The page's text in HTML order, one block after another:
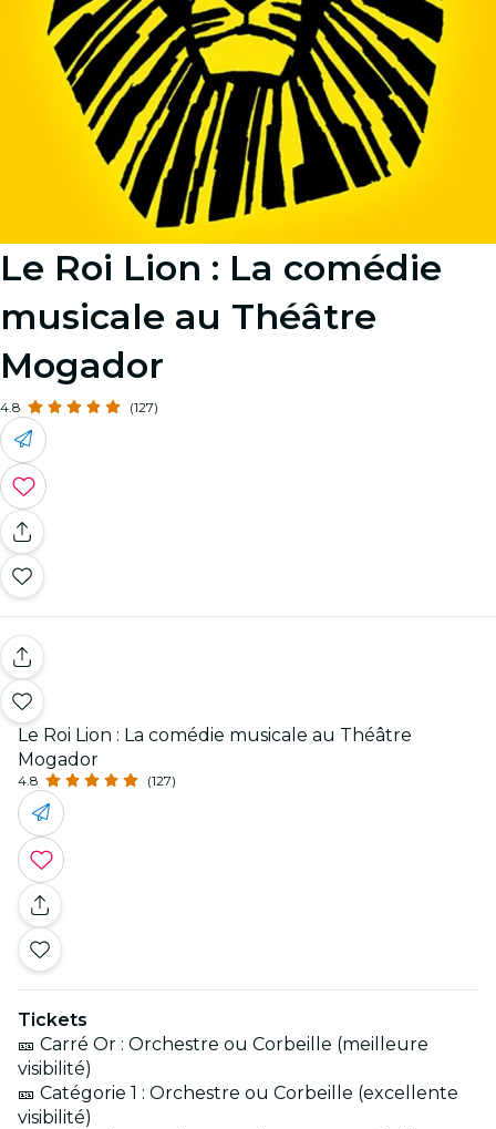
Le Roi Lion : La comédie
musicale au Théâtre
Mogador
4.8 (127)
Le Roi Lion : La comédie musicale au Théâtre
Mogador
4.8 (127)
Tickets
🎫 Carré Or : Orchestre ou Corbeille (meilleure
visibilité)
🎫 Catégorie 1 : Orchestre ou Corbeille (excellente
visibilité)